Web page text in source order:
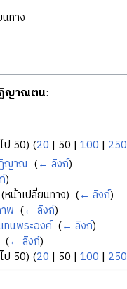
ทาง
ญาณตน:
ป 50) (20 | 50 | 100 | 250
ญาณ (← ลิงก์)
)
(หน้าเปลี่ยนทาง) ‎ (← ลิงก์)
พ (← ลิงก์)
ทนพระองค์‎ (← ลิงก์)
(← ลิงก์)
ป 50) (20 | 50 | 100 | 250